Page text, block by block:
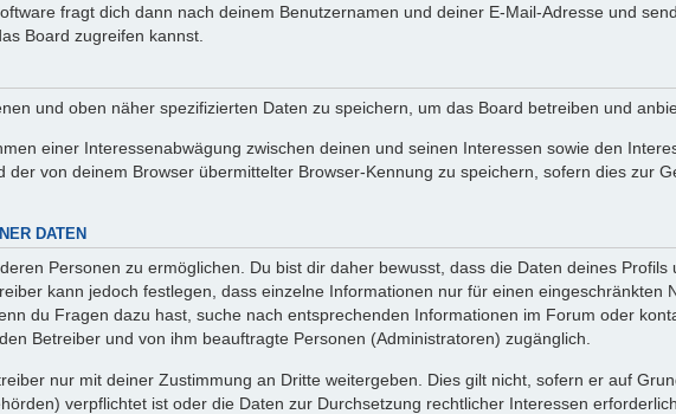
fragt dich dann nach deinem Benutzernamen und deiner E-Mail-Adresse und
Board zugreifen kannst.
und oben näher spezifizierten Daten zu speichern, um das Board betreiben und
einer Interessenabwägung zwischen deinen und seinen Interessen sowie den
der von deinem Browser übermittelter Browser-Kennung zu speichern, sofern dies zur
DATEN
Personen zu ermöglichen. Du bist dir daher bewusst, dass die Daten deines
kann jedoch festlegen, dass einzelne Informationen nur für einen eingeschränkten
du Fragen dazu hast, suche nach entsprechenden Informationen im Forum oder
Betreiber und von ihm beauftragte Personen (Administratoren) zugänglich.
nur mit deiner Zustimmung an Dritte weitergeben. Dies gilt nicht, sofern er auf
verpflichtet ist oder die Daten zur Durchsetzung rechtlicher Interessen